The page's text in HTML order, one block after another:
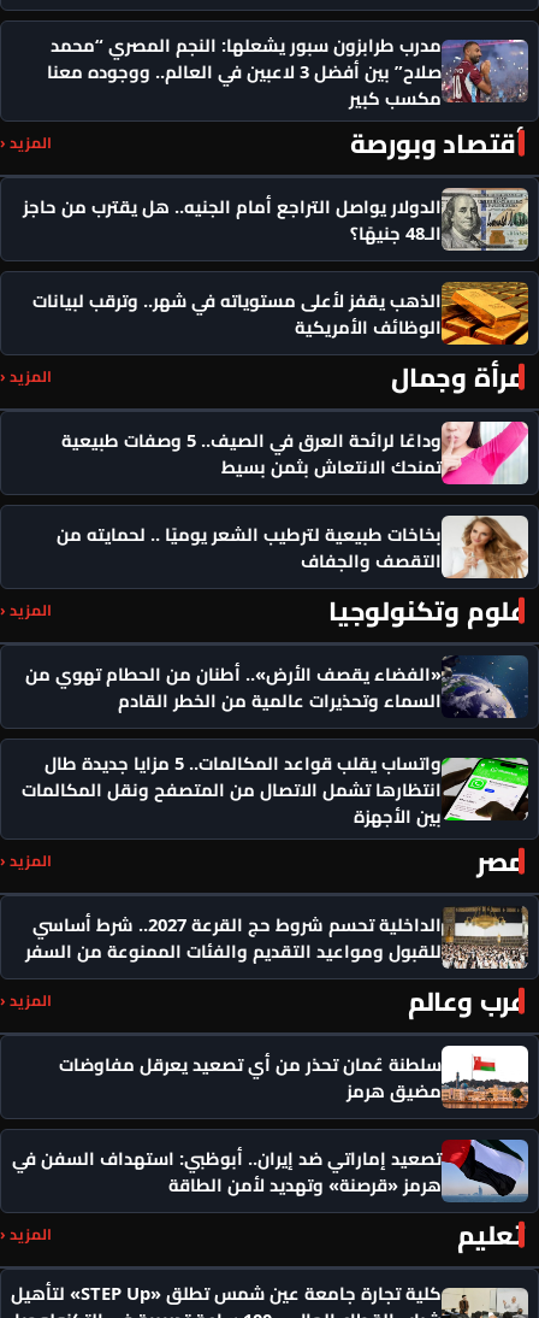
مدرب طرابزون سبور يشعلها: النجم المصري “محمد
صلاح” بين أفضل 3 لاعبين في العالم.. ووجوده معنا
مكسب كبير
أقتصاد وبورصة المزيد ‹
الدولار يواصل التراجع أمام الجنيه.. هل يقترب من حاجز
الـ48 جنيهًا؟
الذهب يقفز لأعلى مستوياته في شهر.. وترقب لبيانات
الوظائف الأمريكية
مرأة وجمال المزيد ‹
وداعًا لرائحة العرق في الصيف.. 5 وصفات طبيعية
تمنحك الانتعاش بثمن بسيط
بخاخات طبيعية لترطيب الشعر يوميًا .. لحمايته من
التقصف والجفاف
علوم وتكنولوجيا المزيد ‹
«الفضاء يقصف الأرض».. أطنان من الحطام تهوي من
السماء وتحذيرات عالمية من الخطر القادم
واتساب يقلب قواعد المكالمات.. 5 مزايا جديدة طال
انتظارها تشمل الاتصال من المتصفح ونقل المكالمات
بين الأجهزة
مصر المزيد ‹
الداخلية تحسم شروط حج القرعة 2027.. شرط أساسي
للقبول ومواعيد التقديم والفئات الممنوعة من السفر
عرب وعالم المزيد ‹
سلطنة عُمان تحذر من أي تصعيد يعرقل مفاوضات
مضيق هرمز
تصعيد إماراتي ضد إيران.. أبوظبي: استهداف السفن في
هرمز «قرصنة» وتهديد لأمن الطاقة
تعليم المزيد ‹
كلية تجارة جامعة عين شمس تطلق «STEP Up» لتأهيل